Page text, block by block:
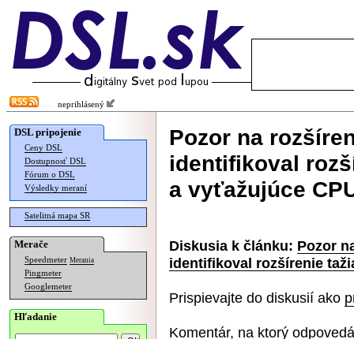
neprihlásený
DSL pripojenie
Ceny DSL
Dostupnosť DSL
Fórum o DSL
Výsledky meraní
Satelitná mapa SR
Merače
Speedmeter Merania
Pingmeter
Googlemeter
Hľadanie
Pozor na
identifikoval
a vyťažujúce
Diskusia k článku: Pozor
identifikoval rozšírenie
Prispievajte do diskusií ako
Komentár, na ktorý